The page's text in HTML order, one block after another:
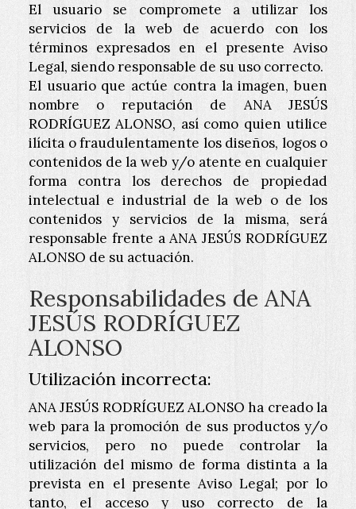
El usuario se compromete a utilizar los
servicios de la web de acuerdo con los
términos expresados en el presente Aviso
Legal, siendo responsable de su uso correcto.
El usuario que actúe contra la imagen, buen
nombre o reputación de ANA JESÚS
RODRÍGUEZ ALONSO, así como quien utilice
ilícita o fraudulentamente los diseños, logos o
contenidos de la web y/o atente en cualquier
forma contra los derechos de propiedad
intelectual e industrial de la web o de los
contenidos y servicios de la misma, será
responsable frente aANA JESÚS RODRÍGUEZ
ALONSO de su actuación.
Responsabilidades deANA
JESÚS RODRÍGUEZ
ALONSO
Utilización incorrecta:
ANA JESÚS RODRÍGUEZ ALONSO ha creado la
web para la promoción de sus productos y/o
servicios, pero no puede controlar la
utilización del mismo de forma distinta a la
prevista en el presente Aviso Legal; por lo
tanto, el acceso y uso correcto de la